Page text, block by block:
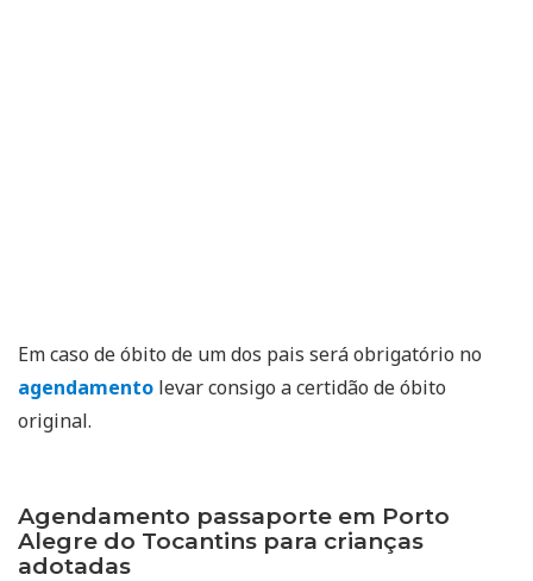
Em caso de óbito de um dos pais será obrigatório no
agendamento levar consigo a certidão de óbito
original.
Agendamento passaporte em Porto
Alegre do Tocantins para crianças
adotadas